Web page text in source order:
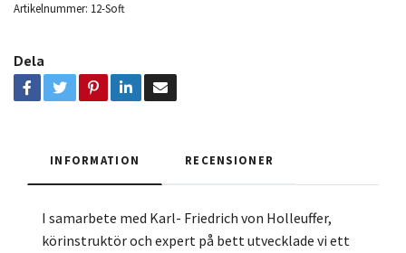
Artikelnummer: 12-Soft
Dela
INFORMATION RECENSIONER
I samarbete med Karl- Friedrich von Holleuffer,
körinstruktör och expert på bett utvecklade vi ett